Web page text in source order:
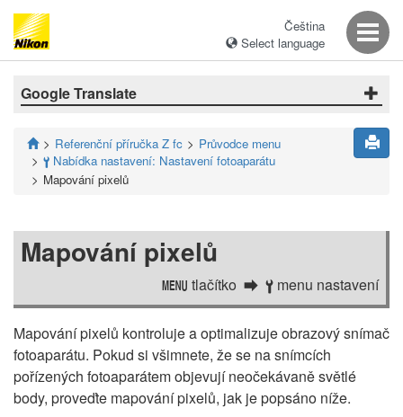
Čeština
Select language
Google Translate
Referenční příručka Z fc Průvodce menu
B Nabídka nastavení: Nastavení fotoaparátu
Mapování pixelů
Mapování pixelů
G tlačítko B menu nastavení
Mapování pixelů kontroluje a optimalizuje obrazový snímač
fotoaparátu. Pokud si všimnete, že se na snímcích
pořízených fotoaparátem objevují neočekávaně světlé
body, proveďte mapování pixelů, jak je popsáno níže.